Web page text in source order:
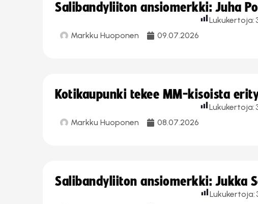
Salibandyliiton ansiomerkki: Juha
Markku Huoponen 09.07.2026
Lukukertoja:
Kotikaupunki tekee MM-kisoista
Markku Huoponen 08.07.2026
Lukukertoja:
Salibandyliiton ansiomerkki: Jukka
Lukukertoja: